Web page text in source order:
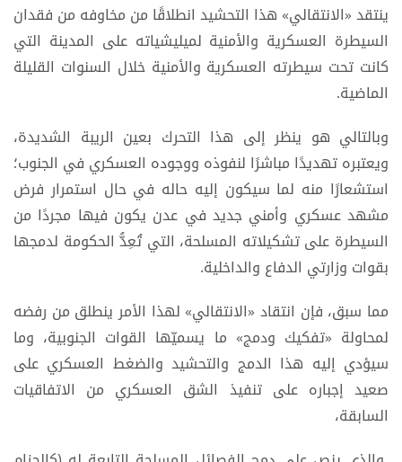
ينتقد «الانتقالي» هذا التحشيد انطلاقًا من مخاوفه من فقدان
السيطرة العسكرية والأمنية لميليشياته على المدينة التي
كانت تحت سيطرته العسكرية والأمنية خلال السنوات القليلة
الماضية.
وبالتالي هو ينظر إلى هذا التحرك بعين الريبة الشديدة،
ويعتبره تهديدًا مباشرًا لنفوذه ووجوده العسكري في الجنوب؛
استشعارًا منه لما سيكون إليه حاله في حال استمرار فرض
مشهد عسكري وأمني جديد في عدن يكون فيها مجردًا من
السيطرة على تشكيلاته المسلحة، التي تُعِدُّ الحكومة لدمجها
بقوات وزارتي الدفاع والداخلية.
مما سبق، فإن انتقاد «الانتقالي» لهذا الأمر ينطلق من رفضه
لمحاولة «تفكيك ودمج» ما يسميّها القوات الجنوبية، وما
سيؤدي إليه هذا الدمج والتحشيد والضغط العسكري على
صعيد إجباره على تنفيذ الشق العسكري من الاتفاقيات
السابقة،